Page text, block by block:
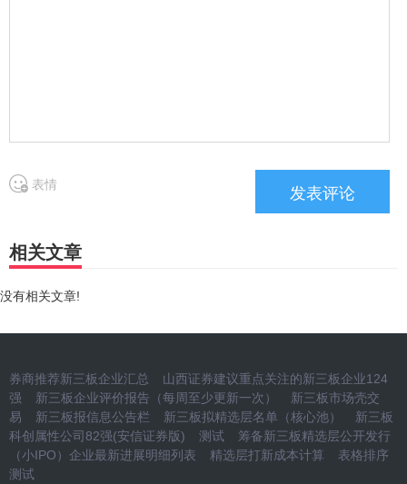
表情
相关文章
没有相关文章!
券商推荐新三板企业汇总
山西证券建议重点关注的新三板企业124
强
新三板企业评价报告（每周至少更新一次）
新三板市场壳交
易
新三板报信息公告栏 新三板拟精选层名单（核心池）
新三板
科创属性公司82强(安信证券版)
测试
筹备新三板精选层公开发行
（小IPO）企业最新进展明细列表
精选层打新成本计算
表格排序
测试